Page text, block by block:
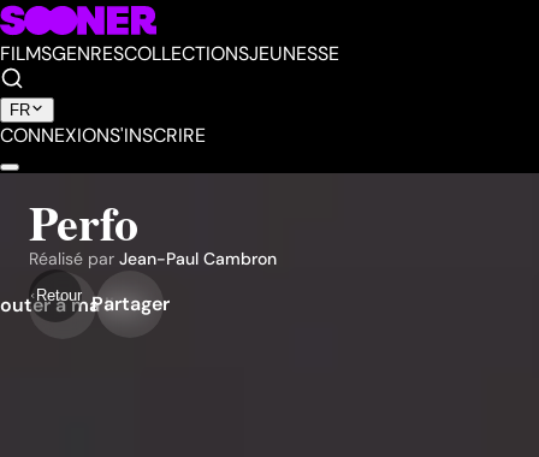
FILMSGENRESCOLLECTIONSJEUNESSE
FR
CONNEXIONS'INSCRIRE
Retour
Perfo
Réalisé par Jean-Paul Cambron
à ma liste
Partager